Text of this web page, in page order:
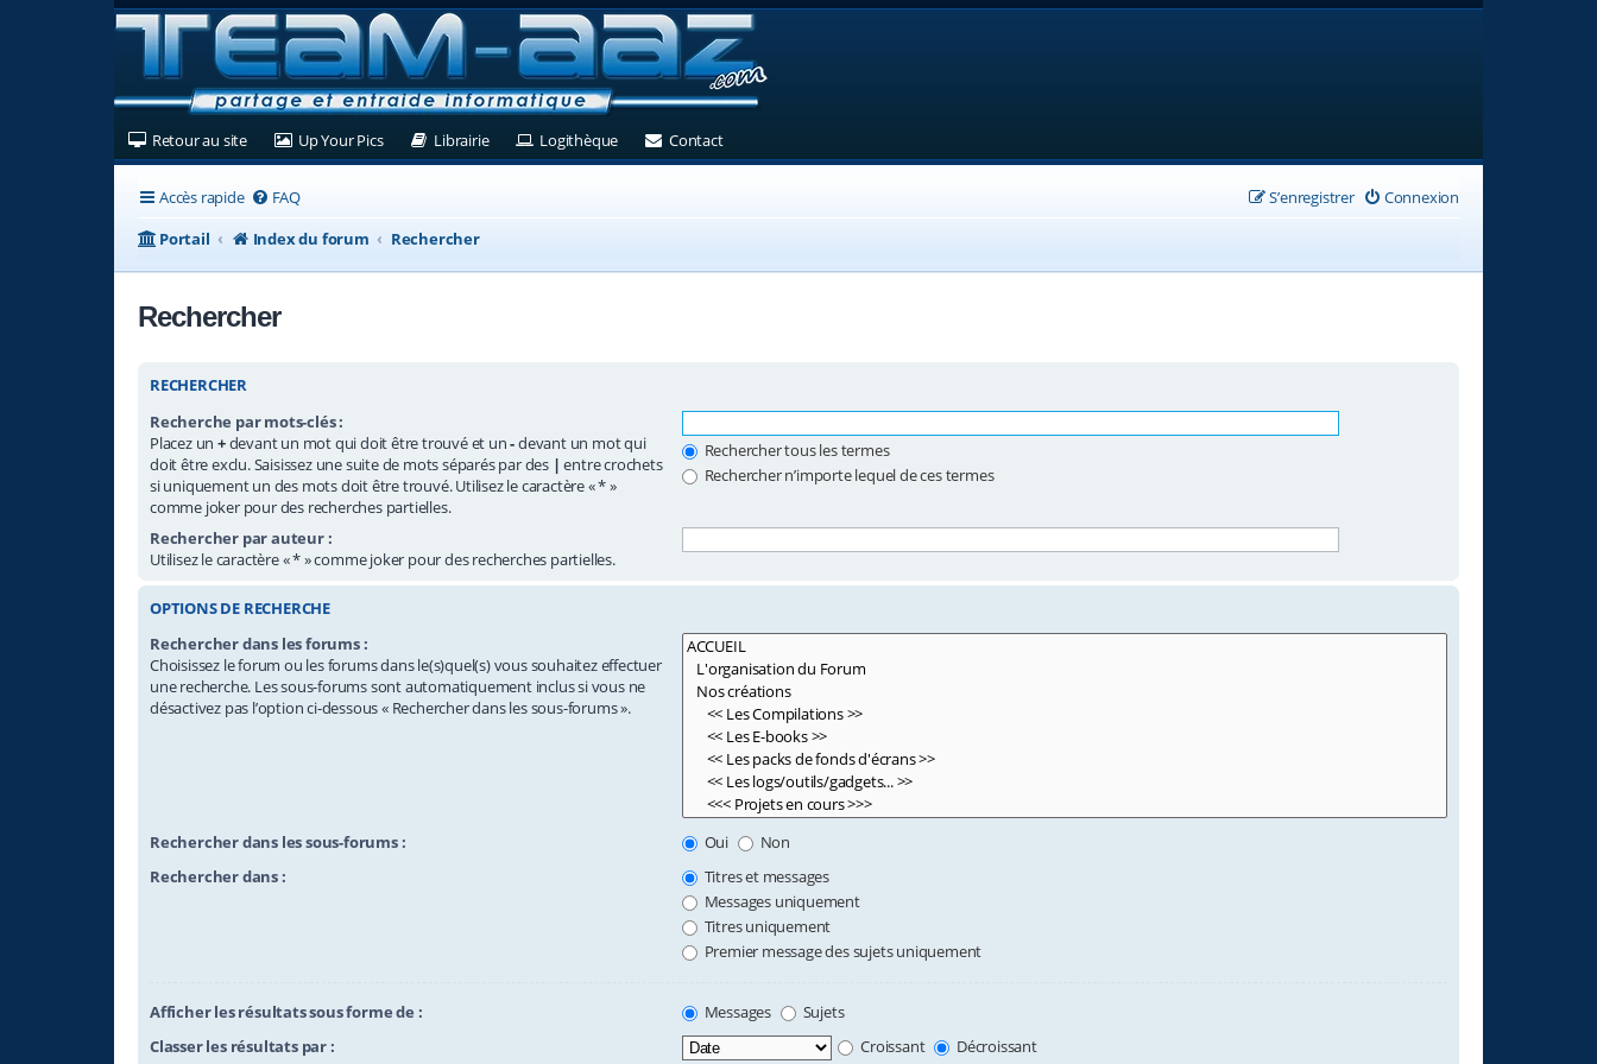
Retour au site(Ouvre un nouvel onglet)
Up Your Pics(Ouvre un nouvel onglet)
Librairie(Ouvre un nouvel onglet)
Logithèque(Ouvre un nouvel onglet)
Contact(Ouvre un nouvel onglet)
Accès rapide FAQ Connexion
S’enregistrer
Portail
Index du forum Rechercher
Rechercher
RECHERCHER
Recherche par mots-clés :
Placez un +devant un mot qui doit être trouvé et un-devant un mot qui
doit être exclu. Saisissez une suite de mots séparés par des | entre crochets
si uniquement un des mots doit être trouvé. Utilisez le caractère « * »
comme joker pour des recherches partielles.
Rechercher tous les termes
Rechercher n’importe lequel de ces termes
Rechercher par auteur :
Utilisez le caractère « * » comme joker pour des recherches partielles.
OPTIONS DE RECHERCHE
Rechercher dans les forums :
Choisissez le forum ou les forums dans le(s)quel(s) vous souhaitez effectuer
une recherche. Les sous-forums sont automatiquement inclus si vous ne
désactivez pas l’option ci-dessous « Rechercher dans les sous-forums ».
Rechercher dans les sous-forums : Oui
Non
Rechercher dans :
Titres et messages
Messages uniquement
Titres uniquement
Premier message des sujets uniquement
Afficher les résultats sous forme de : Messages
Sujets
Classer les résultats par :
Croissant Décroissant